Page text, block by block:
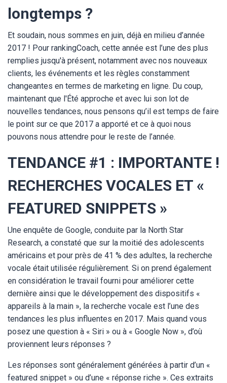
longtemps ?
Et soudain, nous sommes en juin, déjà en milieu d’année
2017 ! Pour rankingCoach, cette année est l’une des plus
remplies jusqu'à présent, notamment avec nos nouveaux
clients, les événements et les règles constamment
changeantes en termes de marketing en ligne. Du coup,
maintenant que l'Été approche et avec lui son lot de
nouvelles tendances, nous pensons qu’il est temps de faire
le point sur ce que 2017 a apporté et ce à quoi nous
pouvons nous attendre pour le reste de l’année.
TENDANCE #1 : IMPORTANTE !
RECHERCHES VOCALES ET «
FEATURED SNIPPETS »
Une enquête de Google, conduite par la North Star
Research, a constaté que sur la moitié des adolescents
américains et pour près de 41 % des adultes, la recherche
vocale était utilisée régulièrement. Si on prend également
en considération le travail fourni pour améliorer cette
dernière ainsi que le développement des dispositifs «
appareils à la main », la recherche vocale est l’une des
tendances les plus influentes en 2017. Mais quand vous
posez une question à « Siri » ou à « Google Now », d’où
proviennent leurs réponses ?
Les réponses sont généralement générées à partir d’un «
featured snippet » ou d’une « réponse riche ». Ces extraits